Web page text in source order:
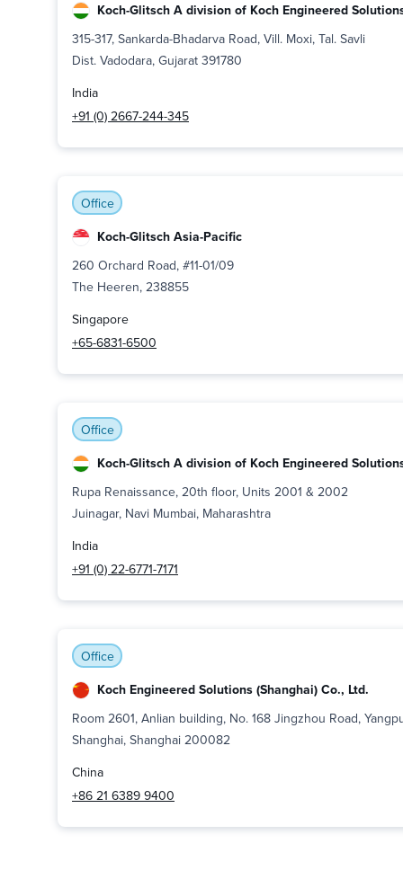
Koch-Glitsch A division of Koch Engineered
315-317, Sankarda-Bhadarva Road, Vill. Moxi, Tal. Savli
Dist. Vadodara, Gujarat 391780
India
+91 (0) 2667-244-345
Office
Koch-Glitsch Asia-Pacific
260 Orchard Road, #11-01/09
The Heeren, 238855
Singapore
+65-6831-6500
Office
Koch-Glitsch A division of Koch Engineered
Rupa Renaissance, 20th floor, Units 2001 & 2002
Juinagar, Navi Mumbai, Maharashtra
India
+91 (0) 22-6771-7171
Office
Koch Engineered Solutions (Shanghai) Co., Ltd.
Room 2601, Anlian building, No. 168 Jingzhou Road,
Shanghai, Shanghai 200082
China
+86 21 6389 9400